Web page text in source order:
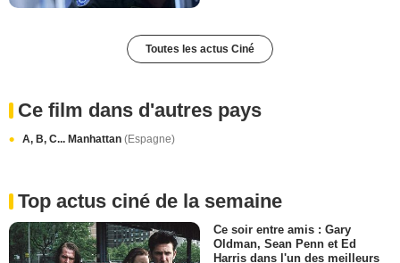
Toutes les actus Ciné
Ce film dans d'autres pays
A, B, C... Manhattan (Espagne)
Top actus ciné de la semaine
Ce soir entre amis : Gary
Oldman, Sean Penn et Ed
Harris dans l'un des meilleurs